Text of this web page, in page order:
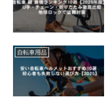
自転車用品